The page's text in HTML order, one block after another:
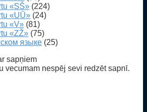
«SŠ» (224)
«UŪ» (24)
«V» (81)
«ZŽ» (75)
языке (25)
sapņiem
vecumam nespēj sevi redzēt sapnī.